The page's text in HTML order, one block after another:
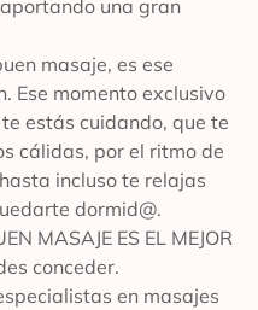
una gran
masaje, es ese
Ese momento exclusivo
estás cuidando, que te
cálidas, por el ritmo de
incluso te relajas
dormid@.
MASAJE ES EL MEJOR
conceder.
en masajes